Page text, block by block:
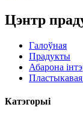
Цэнтр
Галоўная
Прадукты
Абарона
Катэгорыі